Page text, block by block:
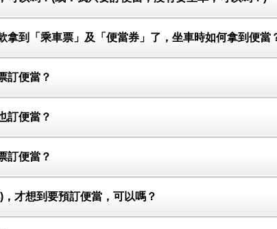
到「乘車票」及「便當券」了，坐車時如何拿到便當
訂便當？
訂便當？
訂便當？
才想到要預訂便當，可以嗎？